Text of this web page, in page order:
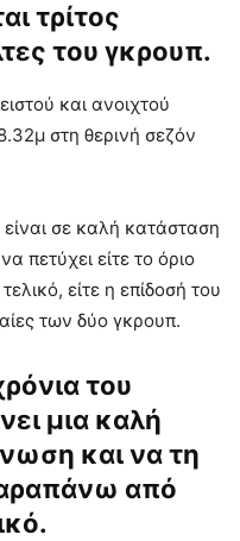
τρίτος
του γκρουπ.
και ανοιχτού
στη θερινή σεζόν
σε καλή κατάσταση
πετύχει είτε το όριο
είτε η επίδοσή του
των δύο γκρουπ.
του
μια καλή
και να τη
από